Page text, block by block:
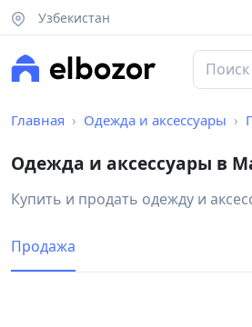
Узбекистан
Главная Одежда и аксессуары
Одежда и аксессуары в
Купить и продать одежду и
Продажа